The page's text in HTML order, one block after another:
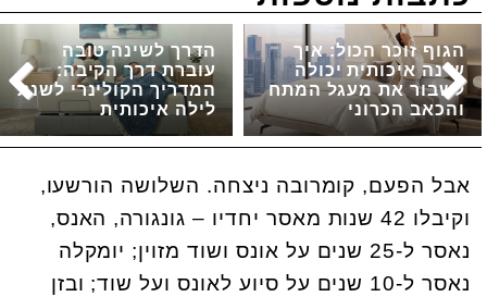
הדרך לשינה טובה
עוברת דרך הקיבה:
המדריך הקולינרי לשנת
לילה איכותית
הגוף זוכר הכול: איך
שינה איכותית יכולה
לשבור את מעגל המתח
והכאב הכרוני
אבל הפעם, קומרובה ניצחה. השלושה הורשעו,
וקיבלו 42 שנות מאסר יחדיו – גונגורה, האנס,
נאסר ל-25 שנים על אונס ושוד מזוין; יומקלה
נאסר ל-10 שנים על סיוע לאונס ועל שוד; ובזן